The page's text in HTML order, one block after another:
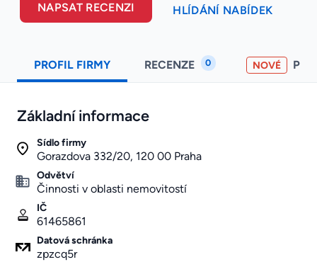
NAPSAT RECENZI HLÍDÁNÍ NABÍDEK
PROFIL FIRMY RECENZE 0 NOVÉ
Základní informace
Sídlo firmy
Gorazdova 332/20, 120 00 Praha
Odvětví
Činnosti v oblasti nemovitostí
IČ
61465861
Datová schránka
zpzcq5r